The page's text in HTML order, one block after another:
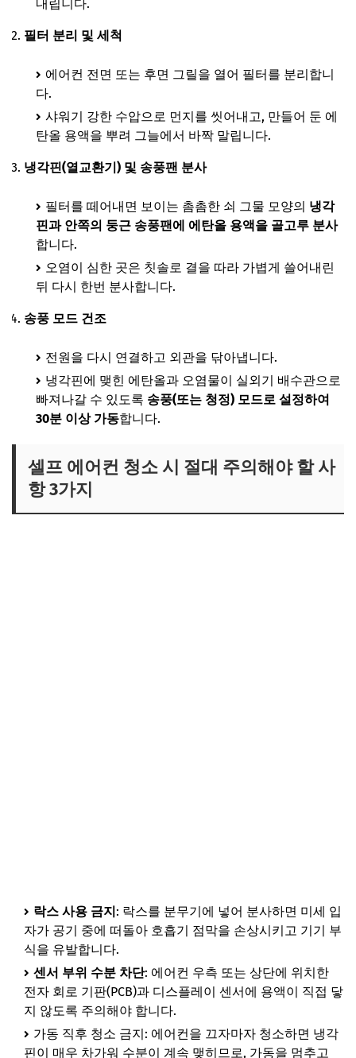
내립니다.
필터 분리 및 세척
에어컨 전면 또는 후면 그릴을 열어 필터를 분리합니
다.
샤워기 강한 수압으로 먼지를 씻어내고, 만들어 둔 에
탄올 용액을 뿌려 그늘에서 바짝 말립니다.
냉각핀(열교환기) 및 송풍팬 분사
필터를 떼어내면 보이는 촘촘한 쇠 그물 모양의 냉각
핀과 안쪽의 둥근 송풍팬에 에탄올 용액을 골고루 분사
합니다.
오염이 심한 곳은 칫솔로 결을 따라 가볍게 쓸어내린
뒤 다시 한번 분사합니다.
송풍 모드 건조
전원을 다시 연결하고 외관을 닦아냅니다.
냉각핀에 맺힌 에탄올과 오염물이 실외기 배수관으로
빠져나갈 수 있도록 송풍(또는 청정) 모드로 설정하여
30분 이상 가동합니다.
셀프 에어컨 청소 시 절대 주의해야 할 사
항 3가지
락스 사용 금지: 락스를 분무기에 넣어 분사하면 미세 입
자가 공기 중에 떠돌아 호흡기 점막을 손상시키고 기기 부
식을 유발합니다.
센서 부위 수분 차단: 에어컨 우측 또는 상단에 위치한
전자 회로 기판(PCB)과 디스플레이 센서에 용액이 직접 닿
지 않도록 주의해야 합니다.
가동 직후 청소 금지: 에어컨을 끄자마자 청소하면 냉각
핀이 매우 차가워 수분이 계속 맺히므로, 가동을 멈추고